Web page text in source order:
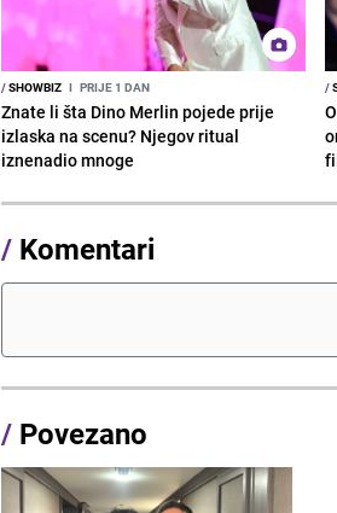
/SHOWBIZ I PRIJE 1 DAN
Znate li šta Dino Merlin pojede prije
izlaska na scenu? Njegov ritual
iznenadio mnoge
/
/ Komentari
/ Povezano